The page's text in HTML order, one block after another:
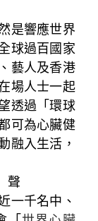
是響應世界
球過百國家
藝人及香港
場人士一起
透過「環球
可為心臟健
融入生活，
聲
一千名中、